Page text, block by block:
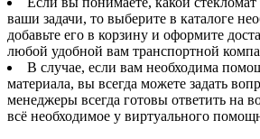
ваши задачи, то выберите в каталоге
добавьте его в корзину и оформите
любой удобной вам транспортной
В случае, если вам необходима
материала, вы всегда можете задать
менеджеры всегда готовы ответить на
всё необходимое у виртуального